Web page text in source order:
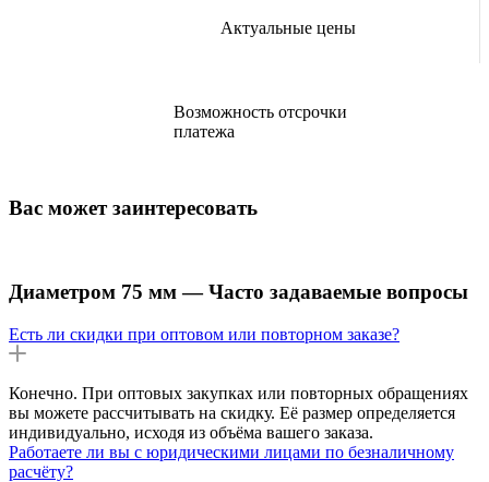
Актуальные цены
Возможность отсрочки
платежа
Вас может заинтересовать
Диаметром 75 мм — Часто задаваемые вопросы
Есть ли скидки при оптовом или повторном заказе?
Конечно. При оптовых закупках или повторных обращениях
вы можете рассчитывать на скидку. Её размер определяется
индивидуально, исходя из объёма вашего заказа.
Работаете ли вы с юридическими лицами по безналичному
расчёту?